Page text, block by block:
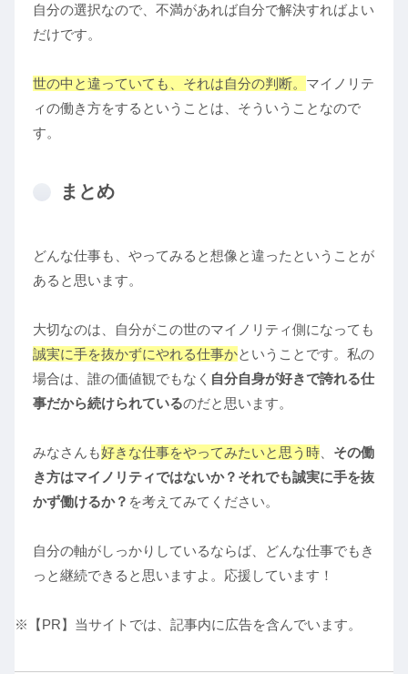
自分の選択なので、不満があれば自分で解決すればよい
だけです。
世の中と違っていても、それは自分の判断。 マイノリテ
ィの働き方をするということは、そういうことなので
す。
まとめ
どんな仕事も、やってみると想像と違ったということが
あると思います。
大切なのは、自分がこの世のマイノリティ側になっても
誠実に手を抜かずにやれる仕事かということです。私の
場合は、誰の価値観でもなく 自分自身が好きで誇れる仕
事だから続けられているのだと思います。
みなさんも好きな仕事をやってみたいと思う時
その働
き方はマイノリティではないか？それでも誠実に手を抜
かず働けるか？ を考えてみてください。
自分の軸がしっかりしているならば、どんな仕事でもき
っと継続できると思いますよ。応援しています！
※【PR】当サイトでは、記事内に広告を含んでいます。